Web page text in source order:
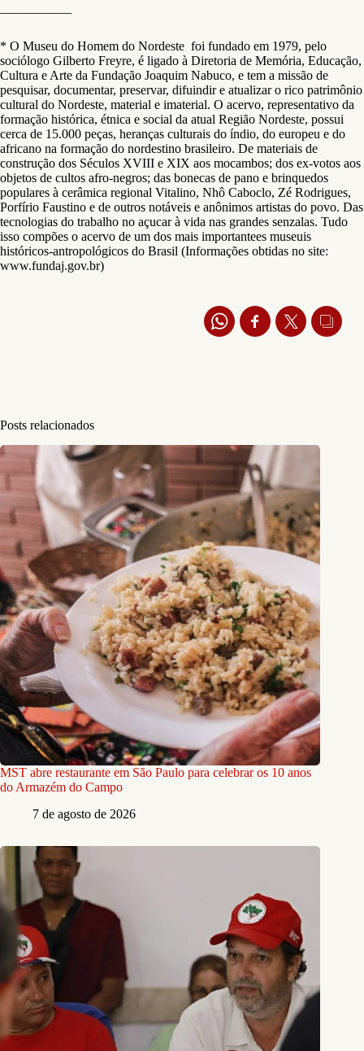
—————–
* O Museu do Homem do Nordeste foi fundado em 1979, pelo
sociólogo Gilberto Freyre, é ligado à Diretoria de Memória, Educação,
Cultura e Arte da Fundação Joaquim Nabuco, e tem a missão de
pesquisar, documentar, preservar, difuindir e atualizar o rico patrimônio
cultural do Nordeste, material e imaterial. O acervo, representativo da
formação histórica, étnica e social da atual Região Nordeste, possui
cerca de 15.000 peças, heranças culturais do índio, do europeu e do
africano na formação do nordestino brasileiro. De materiais de
construção dos Séculos XVIII e XIX aos mocambos; dos ex-votos aos
objetos de cultos afro-negros; das bonecas de pano e brinquedos
populares à cerâmica regional Vitalino, Nhô Caboclo, Zé Rodrigues,
Porfírio Faustino e de outros notáveis e anônimos artistas do povo. Das
tecnologias do trabalho no açucar à vida nas grandes senzalas. Tudo
isso compões o acervo de um dos mais importantees museuis
históricos-antropológicos do Brasil (Informações obtidas no site:
www.fundaj.gov.br)
Posts relacionados
MST abre restaurante em São Paulo para celebrar os 10 anos
do Armazém do Campo
7 de agosto de 2026